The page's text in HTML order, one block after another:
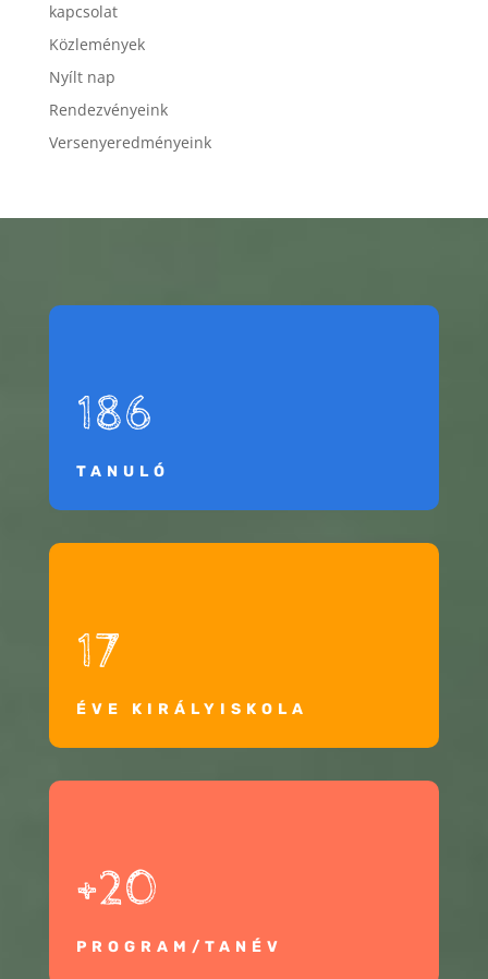
kapcsolat
Közlemények
Nyílt nap
Rendezvényeink
Versenyeredményeink
186
TANULÓ
17
ÉVE KIRÁLYISKOLA
+20
PROGRAM/TANÉV